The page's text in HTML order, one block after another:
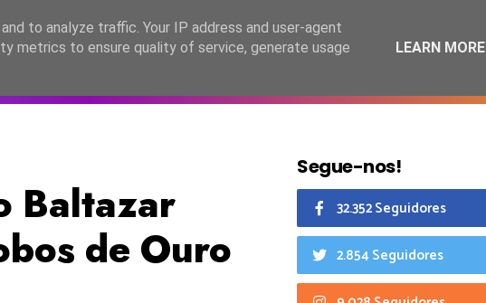
PORTUGAL LANÇAMENTOS ESPECIAIS CALENDÁRIO
Baltazar
de Ouro
Segue-nos!
32.352 Seguidores
2.854 Seguidores
to analyze traffic. Your IP address and user-agent
metrics to ensure quality of service, generate usage
LEARN MORE